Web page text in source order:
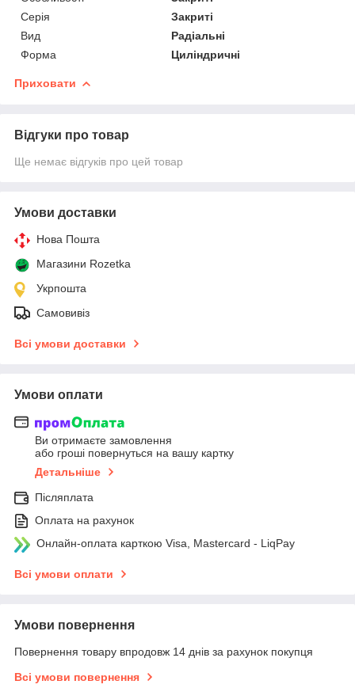
Серія
Закриті
Вид
Радіальні
Форма
Циліндричні
Приховати
Відгуки про товар
Ще немає відгуків про цей товар
Умови доставки
Нова Пошта
Магазини Rozetka
Укрпошта
Самовивіз
Всі умови доставки
Умови оплати
Ви отримаєте замовлення
або гроші повернуться на вашу картку
Детальніше
Післяплата
Оплата на рахунок
Онлайн-оплата карткою Visa, Mastercard - LiqPay
Всі умови оплати
Умови повернення
Повернення товару впродовж 14 днів за рахунок покупця
Всі умови повернення